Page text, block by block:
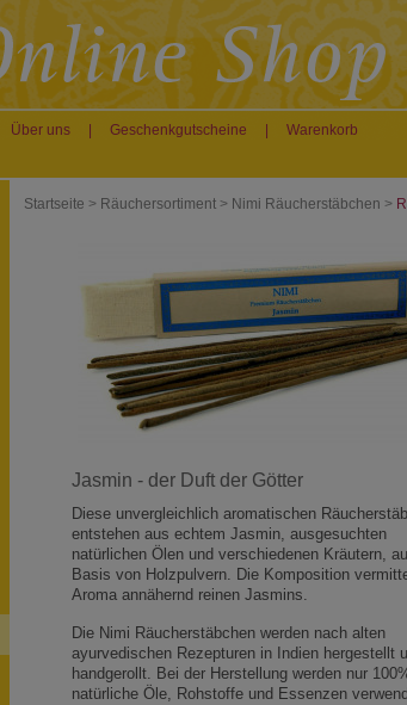
Über uns Geschenkgutscheine Warenkorb
Startseite > Räuchersortiment > Nimi Räucherstäbchen >
Jasmin - der Duft der Götter
Diese unvergleichlich aromatischen
entstehen aus echtem Jasmin, ausgesuchten
natürlichen Ölen und verschiedenen Kräutern,
Basis von Holzpulvern. Die Komposition
Aroma annähernd reinen Jasmins.
Die Nimi Räucherstäbchen werden nach alten
ayurvedischen Rezepturen in Indien hergestellt
handgerollt. Bei der Herstellung werden nur
natürliche Öle, Rohstoffe und Essenzen